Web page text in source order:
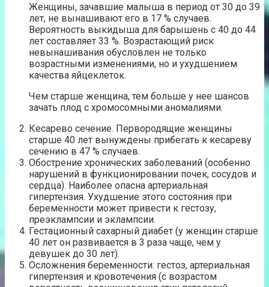
Женщины, зачавшие малыша в период от 30 до 39
лет, не вынашивают его в 17 % случаев.
Вероятность выкидыша для барышень с 40 до 44
лет составляет 33 %. Возрастающий риск
невынашивания обусловлен не только
возрастными изменениями, но и ухудшением
качества яйцеклеток.
Чем старше женщина, тем больше у нее шансов
зачать плод с хромосомными аномалиями.
Кесарево сечение. Первородящие женщины
старше 40 лет вынуждены прибегать к кесареву
сечению в 47 % случаев.
Обострение хронических заболеваний (особенно
нарушений в функционировании почек, сосудов и
сердца). Наиболее опасна артериальная
гипертензия. Ухудшение этого состояния при
беременности может привести к гестозу,
преэклампсии и эклампсии.
Гестационный сахарный диабет (у женщин старше
40 лет он развивается в 3 раза чаще, чем у
девушек до 30 лет).
Осложнения беременности: гестоз, артериальная
гипертензия и кровотечения (с возрастом